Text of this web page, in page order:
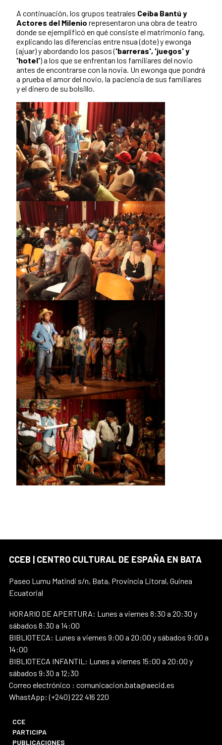
A continuación, los grupos teatrales Ceiba Bantú y
Actores del Milenio representaron una obra de teatro
donde se ejemplificó en qué consiste el matrimonio fang,
explicando las diferencias entre nsua (dote) y ewonga
(ajuar) y abordando los pasos ('barreras', 'juegos' y
'hotel') a los que se enfrentan los familiares del novio
antes de encontrarse con la novia. Un ewonga que pondrá
a prueba el amor del novio, la paciencia de sus familiares
y el dinero de su bolsillo.
CCEB | CENTRO CULTURAL DE ESPAÑA EN BATA
Paseo Lumu Matindi s/n, Bata, Provincia Litoral, Guinea
Ecuatorial
HORARIO DE APERTURA: Lunes a viernes 8:30 a 20:30 y
sábados 8:30 a 14:00
BIBLIOTECA: Lunes a viernes 9:00 a 20:00 y sábados 9:00 a
14:00
BIBLIOTECA INFANTIL: Lunes a viernes 15:00 a 20:00 y
sábados 9:30 a 12:30
Correo electrónico : comunicacion.bata@aecid.es
WhastApp: (+240) 222 416 220
CCE
PARTICIPA
PUBLICACIONES